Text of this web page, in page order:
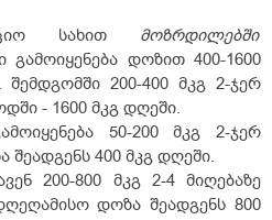
სახით მოზრდილებში
გამოიყენება დოზით 400-1600
200-400 მკგ 2-ჯერ
- 1600 მკგ დღეში.
50-200 მკგ 2-ჯერ
400 მკგ დღეში.
200-800 მკგ 2-4 მიღებაზე
დოზა შეადგენს 800